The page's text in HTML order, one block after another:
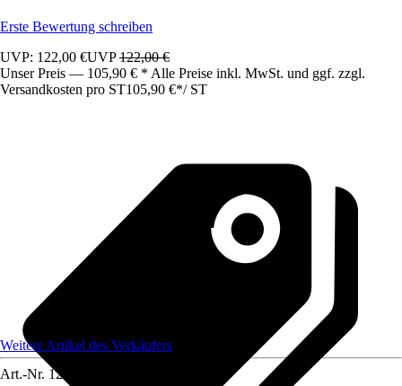
Erste Bewertung schreiben
UVP: 122,00 €UVP122,00 €
Unser Preis — 105,90 € * Alle Preise inkl. MwSt. und ggf. zzgl.
Versandkosten pro ST105,90 €*/ ST
Weitere Artikel des Verkäufers
Art.-Nr. 12583434